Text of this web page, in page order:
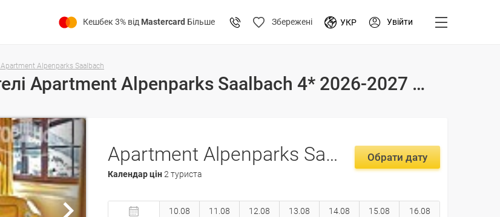
Кешбек 3% від Mastercard Більше Збережені УКР Увійти
Apartment Alpenparks Saalbach
Тури і ціни на відпочинок в готелі Apartment Alpenparks Saalbach 4* 2026-2027 Австрія, Зальцбургерленд
Apartment Alpenparks Saalbach 4*
Календар цін2 туриста
Обрати дату
10.08 11.08 12.08 13.08 14.08 15.08 16.08